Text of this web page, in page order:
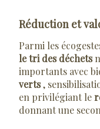
Réduction et
Parmi les
le tri des déchets
importants avec
verts,
en privilégiant le
donnant une